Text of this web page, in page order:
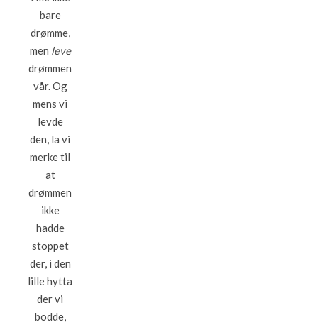
bare
drømme,
men leve
drømmen
vår. Og
mens vi
levde
den, la vi
merke til
at
drømmen
ikke
hadde
stoppet
der, i den
lille hytta
der vi
bodde,